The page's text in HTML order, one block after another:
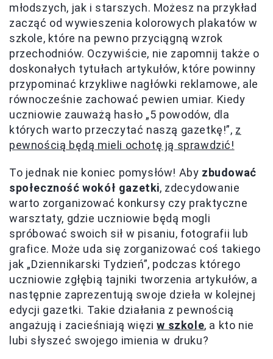
młodszych, jak i starszych. Możesz na przykład
zacząć od wywieszenia kolorowych plakatów w
szkole, które na pewno przyciągną wzrok
przechodniów. Oczywiście, nie zapomnij także o
doskonałych tytułach artykułów, które powinny
przypominać krzykliwe nagłówki reklamowe, ale
równocześnie zachować pewien umiar. Kiedy
uczniowie zauważą hasło „5 powodów, dla
których warto przeczytać naszą gazetkę!”, z
pewnością będą mieli ochotę ją sprawdzić!
To jednak nie koniec pomysłów! Aby zbudować
społeczność wokół gazetki, zdecydowanie
warto zorganizować konkursy czy praktyczne
warsztaty, gdzie uczniowie będą mogli
spróbować swoich sił w pisaniu, fotografii lub
grafice. Może uda się zorganizować coś takiego
jak „Dziennikarski Tydzień”, podczas którego
uczniowie zgłębią tajniki tworzenia artykułów, a
następnie zaprezentują swoje dzieła w kolejnej
edycji gazetki. Takie działania z pewnością
angażują i zacieśniają więziw szkole, a kto nie
lubi słyszeć swojego imienia w druku?